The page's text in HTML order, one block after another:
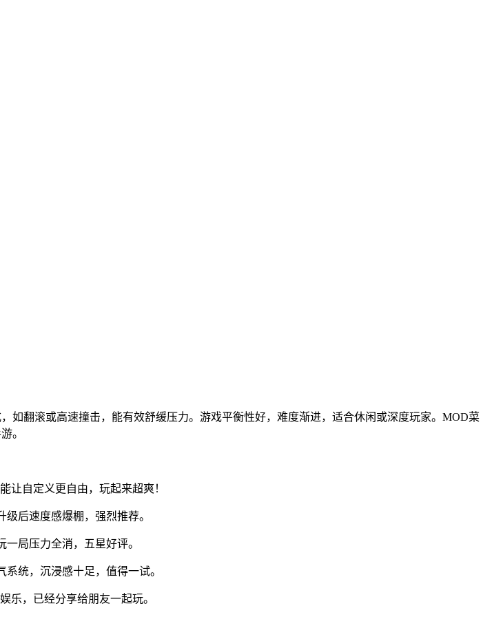
翻滚或高速撞击，能有效舒缓压力。游戏平衡性好，难度渐进，适合休闲或深度玩家。MOD菜
。
让自定义更自由，玩起来超爽！
后速度感爆棚，强烈推荐。
局压力全消，五星好评。
统，沉浸感十足，值得一试。
乐，已经分享给朋友一起玩。